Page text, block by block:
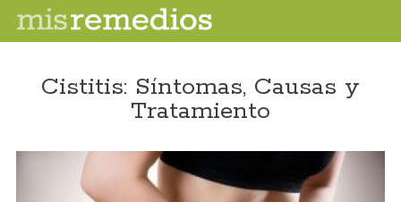
Cistitis: Síntomas, Causas y
Tratamiento